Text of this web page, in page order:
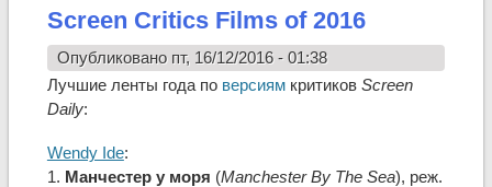
Screen Critics Films of 2016
Опубликовано пт, 16/12/2016 - 01:38
Лучшие ленты года по версиям критиков Screen
Daily:
Wendy Ide:
1. Манчестер у моря (Manchester By The Sea), реж.